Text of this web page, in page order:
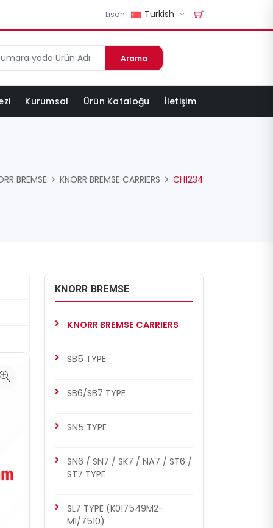
Lisan Turkish
Arama
Kurumsal Ürün Kataloğu İletişim
BREMSE KNORR BREMSE CARRIERS CH1234
KNORR BREMSE
KNORR BREMSE CARRIERS
SB5 TYPE
SB6/SB7 TYPE
SN5 TYPE
SN6 / SN7 / SK7 / NA7 / ST6 /
ST7 TYPE
SL7 TYPE (K017549M2-
M1/7510)